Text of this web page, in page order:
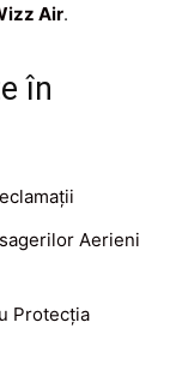
Air.
în
Aerieni
Protecția